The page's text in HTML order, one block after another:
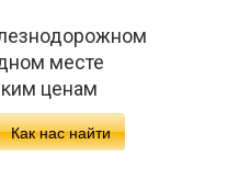
месте
ценам
Как нас найти